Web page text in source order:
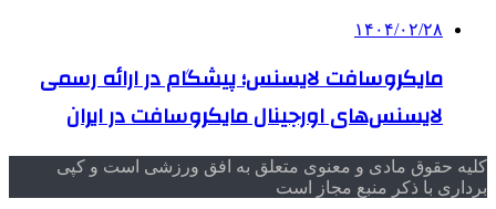
۱۴۰۴/۰۲/۲۸
مایکروسافت لایسنس؛ پیشگام در ارائه رسمی
لایسنس‌های اورجینال مایکروسافت در ایران
کلیه حقوق مادی و معنوی متعلق به افق ورزشی است و کپی
برداری با ذکر منبع مجاز است